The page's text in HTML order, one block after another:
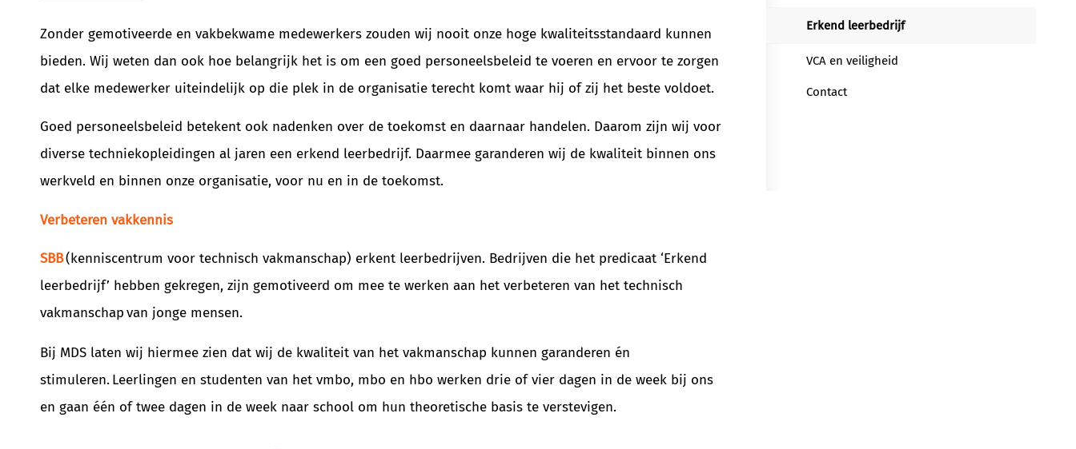
Zonder gemotiveerde en vakbekwame medewerkers zouden wij nooit onze hoge kwaliteitsstandaard kunnen
bieden. Wij weten dan ook hoe belangrijk het is om een goed personeelsbeleid te voeren en ervoor te zorgen
dat elke medewerker uiteindelijk op die plek in de organisatie terecht komt waar hij of zij het beste voldoet.
Goed personeelsbeleid betekent ook nadenken over de toekomst en daarnaar handelen. Daarom zijn wij voor
diverse techniekopleidingen al jaren een erkend leerbedrijf. Daarmee garanderen wij de kwaliteit binnen ons
werkveld en binnen onze organisatie, voor nu en in de toekomst.
Verbeteren vakkennis
SBB(kenniscentrum voor technisch vakmanschap) erkent leerbedrijven. Bedrijven die het predicaat ‘Erkend
leerbedrijf’ hebben gekregen, zijn gemotiveerd om mee te werken aan het verbeteren van het technisch
vakmanschap van jonge mensen.
Bij MDS laten wij hiermee zien dat wij de kwaliteit van het vakmanschap kunnen garanderen én
stimuleren. Leerlingen en studenten van het vmbo, mbo en hbo werken drie of vier dagen in de week bij ons
en gaan één of twee dagen in de week naar school om hun theoretische basis te verstevigen.
Erkend leerbedrijf
VCA en veiligheid
Contact